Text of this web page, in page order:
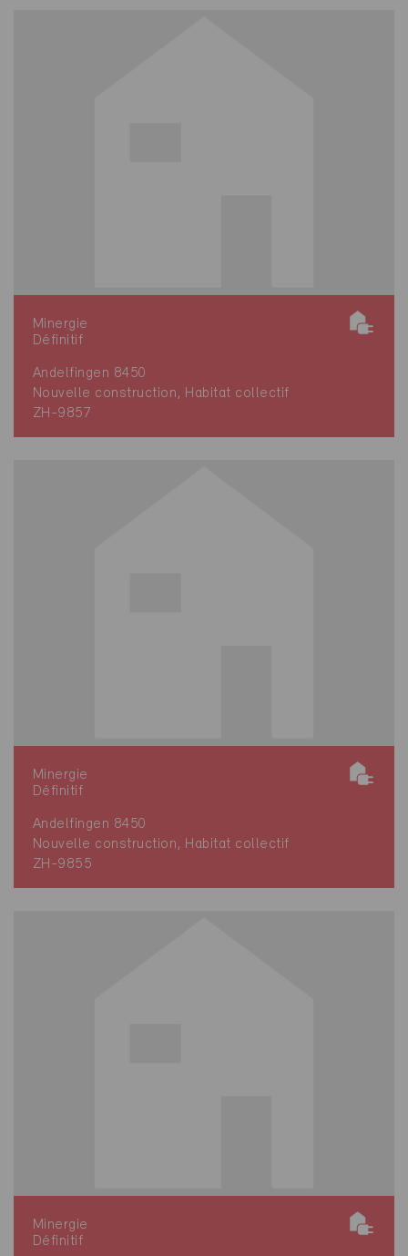
Minergie
Définitif
Andelfingen 8450
Nouvelle construction, Habitat collectif
ZH-9857
Minergie
Définitif
Andelfingen 8450
Nouvelle construction, Habitat collectif
ZH-9855
Minergie
Définitif